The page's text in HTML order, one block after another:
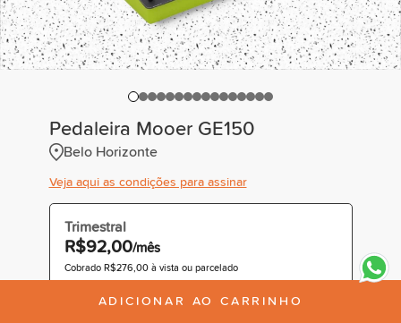
Pedaleira Mooer GE150
Belo Horizonte
Veja aqui as condições para assinar
Trimestral
R$92,00/mês
Cobrado R$276,00 à vista ou parcelado
Recomendado
ADICIONAR AO CARRINHO